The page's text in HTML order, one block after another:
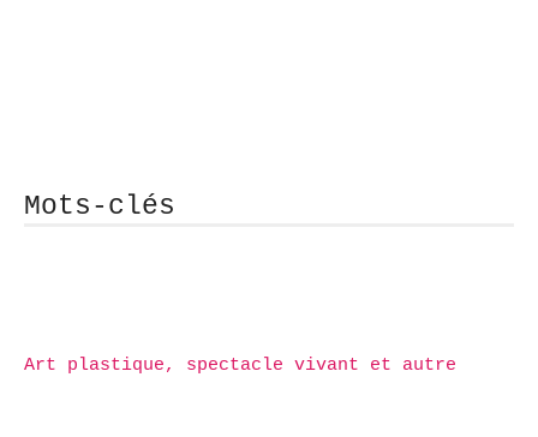
Mots-clés
Art plastique, spectacle vivant et autre